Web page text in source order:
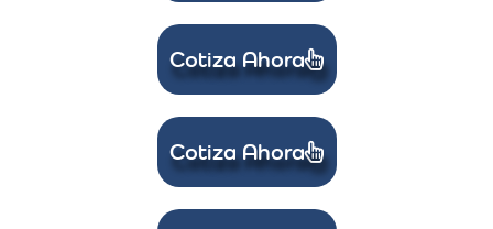
Cotiza Ahora
Cotiza Ahora